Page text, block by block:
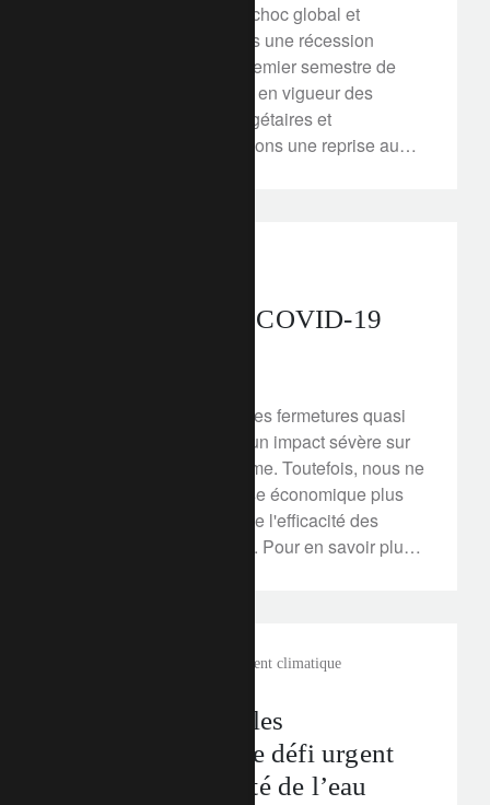
COVID-19 provoque un choc global et
profond. Nous prévoyons une récession
mondiale au cours du premier semestre de
2020, mais avec l'entrée en vigueur des
mesures sanitaires, budgétaires et
monétaires, nous anticipons une reprise au
Le coupe-circuit COVID-19
La crise du Covid-19 et les fermetures quasi
totales des pays auront un impact sévère sur
la croissance à court terme. Toutefois, nous ne
pouvons écarter une crise économique plus
profonde. Tout dépend de l'efficacité des
mesures mises en place. Pour en savoir plus
changement climatique
Actifs liquides : les
investisseurs et le défi urgent
de la soutenabilité de l’eau